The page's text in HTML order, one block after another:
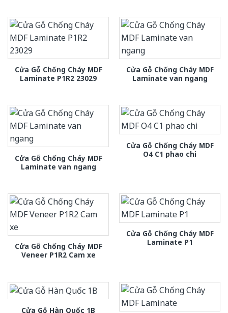
Cửa Gỗ Chống Cháy MDF
Laminate P1R2 23029
Cửa Gỗ Chống Cháy MDF
Laminate van ngang
Cửa Gỗ Chống Cháy MDF
Laminate van ngang
Cửa Gỗ Chống Cháy MDF
O4 C1 phao chi
Cửa Gỗ Chống Cháy MDF
Veneer P1R2 Cam xe
Cửa Gỗ Chống Cháy MDF
Laminate P1
Cửa Gỗ Hàn Quốc 1B